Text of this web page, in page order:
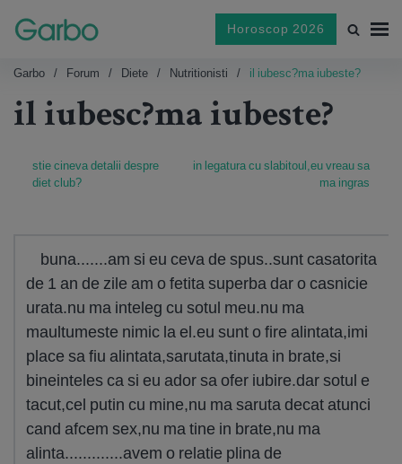
Horoscop 2026
Garbo Forum Diete Nutritionisti il iubesc?ma iubeste?
il iubesc?ma iubeste?
stie cineva detalii despre
diet club?
in legatura cu slabitoul,eu vreau sa
ma ingras
buna.......am si eu ceva de spus..sunt casatorita
de 1 an de zile am o fetita superba dar o casnicie
urata.nu ma inteleg cu sotul meu.nu ma
maultumeste nimic la el.eu sunt o fire alintata,imi
place sa fiu alintata,sarutata,tinuta in brate,si
bineinteles ca si eu ador sa ofer iubire.dar sotul e
tacut,cel putin cu mine,nu ma saruta decat atunci
cand afcem sex,nu ma tine in brate,nu ma
alinta.............avem o relatie plina de